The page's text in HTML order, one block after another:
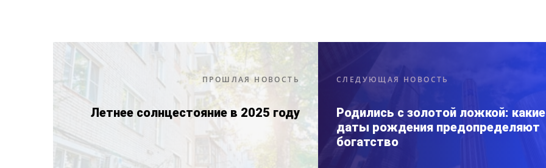
ПРОШЛАЯ НОВОСТЬ
Летнее солнцестояние в 2025 году
СЛЕДУЮЩАЯ НОВОСТЬ
Родились с золотой ложкой: какие
даты рождения предопределяют
богатство